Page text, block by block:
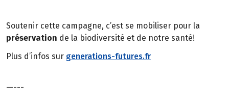
Soutenir cette campagne, c’est se mobiliser pour la
préservation de la biodiversité et de notre santé!
Plus d’infos sur generations-futures.fr
—---